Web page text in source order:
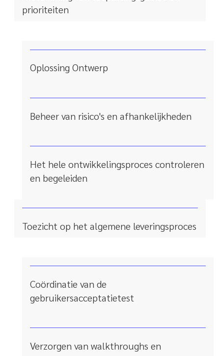
prioriteiten
Oplossing Ontwerp
Beheer van risico's en afhankelijkheden
Het hele ontwikkelingsproces controleren
en begeleiden
Toezicht op het algemene leveringsproces
Coördinatie van de
gebruikersacceptatietest
Verzorgen van walkthroughs en